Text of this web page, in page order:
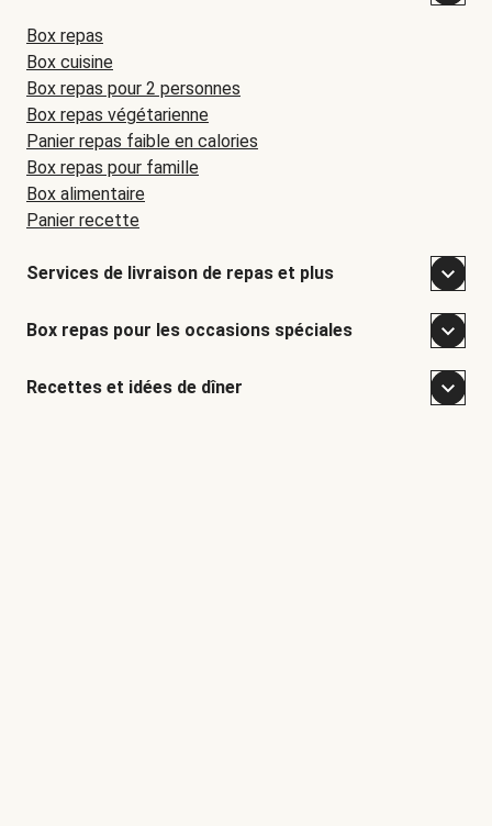
Box repas
Box cuisine
Box repas pour 2 personnes
Box repas végétarienne
Panier repas faible en calories
Box repas pour famille
Box alimentaire
Panier recette
Services de livraison de repas et plus
Box repas pour les occasions spéciales
Recettes et idées de dîner